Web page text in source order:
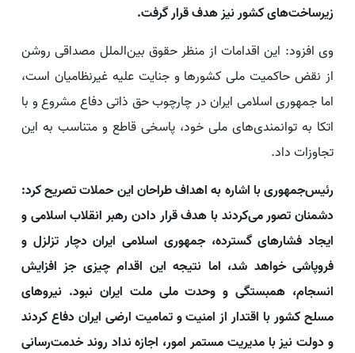
زیرساخت‌های کشور نیز هدف قرار گرفت.
وی افزود: این اقدامات از منظر حقوق بین‌الملل مصداقی روشن
از نقض حاکمیت ملی کشورها و جنایت علیه غیرنظامیان است،
اما جمهوری اسلامی ایران در چارچوب حق ذاتی دفاع مشروع و با
اتکا به توانمندی‌های ملی خود، پاسخی قاطع و متناسب به این
تجاوزات داد.
رئیس‌جمهوری با اشاره به اهداف طراحان این حملات تصریح کرد:
دشمنان تصور می‌کردند با هدف قرار دادن رهبر انقلاب اسلامی و
ایجاد فشارهای گسترده، جمهوری اسلامی ایران دچار تزلزل و
فروپاشی خواهد شد، اما نتیجه این اقدام چیزی جز افزایش
انسجام، همبستگی و وحدت ملی ملت ایران نبود. نیروهای
مسلح کشور با اقتدار از امنیت و تمامیت ارضی ایران دفاع کردند
و دولت نیز با مدیریت مستمر امور، اجازه نداد روند خدمت‌رسانی